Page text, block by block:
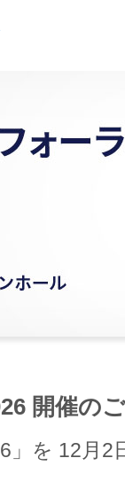
開催の
」を 12月